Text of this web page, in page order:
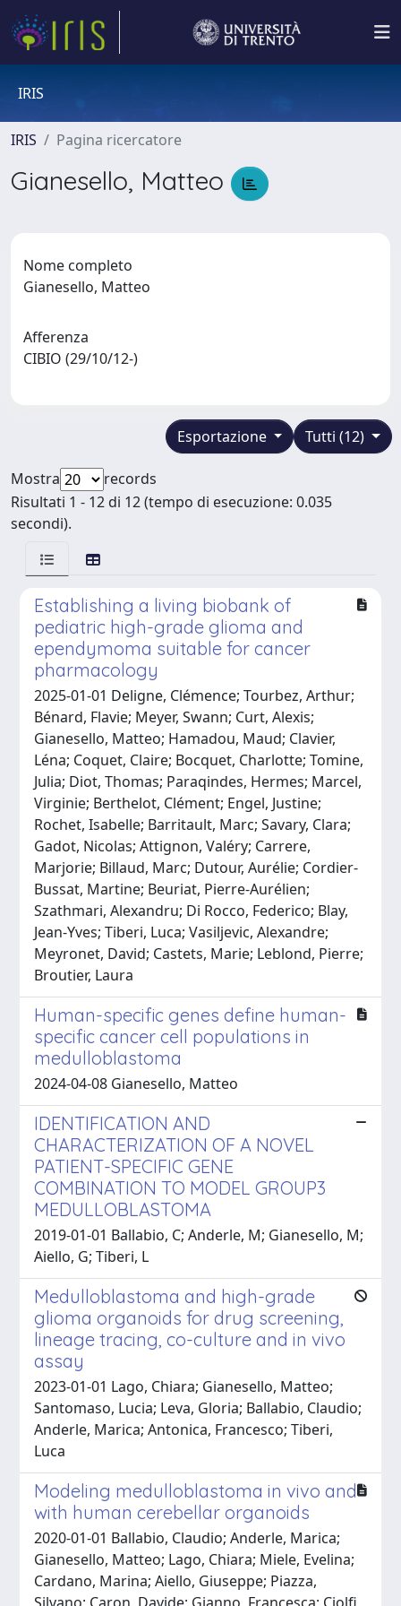
IRIS
IRIS Pagina ricercatore
Gianesello, Matteo
Nome completo
Gianesello, Matteo
Afferenza
CIBIO (29/10/12-)
Tutti (12)
Esportazione
Mostra
records
Risultati 1 - 12 di 12 (tempo di esecuzione: 0.035
secondi).
Establishing a living biobank of
pediatric high-grade glioma and
ependymoma suitable for cancer
pharmacology
2025-01-01 Deligne, Clémence; Tourbez, Arthur;
Bénard, Flavie; Meyer, Swann; Curt, Alexis;
Gianesello, Matteo; Hamadou, Maud; Clavier,
Léna; Coquet, Claire; Bocquet, Charlotte; Tomine,
Julia; Diot, Thomas; Paraqindes, Hermes; Marcel,
Virginie; Berthelot, Clément; Engel, Justine;
Rochet, Isabelle; Barritault, Marc; Savary, Clara;
Gadot, Nicolas; Attignon, Valéry; Carrere,
Marjorie; Billaud, Marc; Dutour, Aurélie; Cordier-
Bussat, Martine; Beuriat, Pierre-Aurélien;
Szathmari, Alexandru; Di Rocco, Federico; Blay,
Jean-Yves; Tiberi, Luca; Vasiljevic, Alexandre;
Meyronet, David; Castets, Marie; Leblond, Pierre;
Broutier, Laura
Human-specific genes define human-
specific cancer cell populations in
medulloblastoma
2024-04-08 Gianesello, Matteo
IDENTIFICATION AND
CHARACTERIZATION OF A NOVEL
PATIENT-SPECIFIC GENE
COMBINATION TO MODEL GROUP3
MEDULLOBLASTOMA
2019-01-01 Ballabio, C; Anderle, M; Gianesello, M;
Aiello, G; Tiberi, L
Medulloblastoma and high-grade
glioma organoids for drug screening,
lineage tracing, co-culture and in vivo
assay
2023-01-01 Lago, Chiara; Gianesello, Matteo;
Santomaso, Lucia; Leva, Gloria; Ballabio, Claudio;
Anderle, Marica; Antonica, Francesco; Tiberi,
Luca
Modeling medulloblastoma in vivo and
with human cerebellar organoids
2020-01-01 Ballabio, Claudio; Anderle, Marica;
Gianesello, Matteo; Lago, Chiara; Miele, Evelina;
Cardano, Marina; Aiello, Giuseppe; Piazza,